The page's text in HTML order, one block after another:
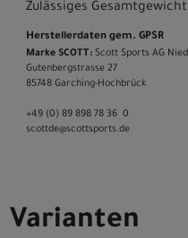
Zulässiges
Herstellerdaten gem. GPSR
Marke SCOTT: Scott Sports AG
Gutenbergstrasse 27
85748 Garching-­Hochbrück
+49 (0) 89 898 78 36 ­ 0
scott­de@scott­sports.de
Varianten